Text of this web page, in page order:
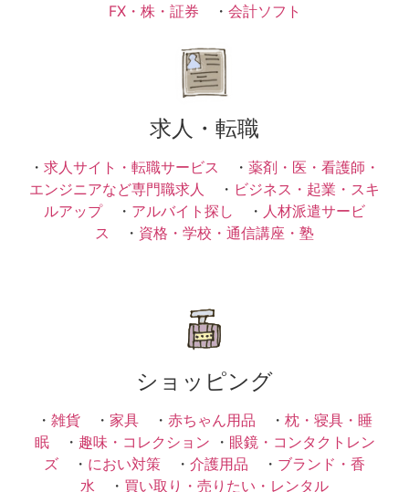
FX・株・証券 ・ 会計ソフト
求人・転職
・ 求人サイト・転職サービス ・ 薬剤・医・看護師・
エンジニアなど専門職求人
・ ビジネス・起業・スキ
ルアップ・ アルバイト探し ・ 人材派遣サービ
ス ・ 資格・学校・通信講座・塾
ショッピング
・ 雑貨 ・ 家具 ・ 赤ちゃん用品 ・ 枕・寝具・睡
眠・ 趣味・コレクション ・ 眼鏡・コンタクトレン
ズ ・ におい対策 ・ 介護用品 ・ ブランド・香
水 ・ 買い取り・売りたい・レンタル